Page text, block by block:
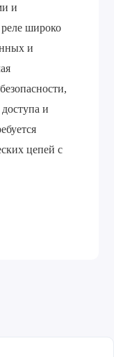
и
широко
и
и
цепей с
мOм